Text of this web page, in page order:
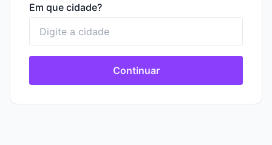
Em que cidade?
Continuar